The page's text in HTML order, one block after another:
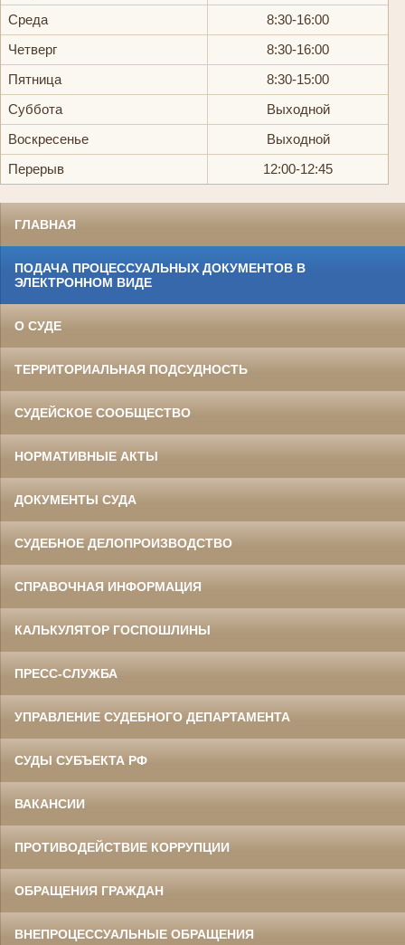
Среда
8:30-16:00
Четверг
8:30-16:00
Пятница
8:30-15:00
Суббота
Выходной
Воскресенье
Выходной
Перерыв
12:00-12:45
ГЛАВНАЯ
ПОДАЧА ПРОЦЕССУАЛЬНЫХ ДОКУМЕНТОВ В
ЭЛЕКТРОННОМ ВИДЕ
О СУДЕ
ТЕРРИТОРИАЛЬНАЯ ПОДСУДНОСТЬ
СУДЕЙСКОЕ СООБЩЕСТВО
НОРМАТИВНЫЕ АКТЫ
ДОКУМЕНТЫ СУДА
СУДЕБНОЕ ДЕЛОПРОИЗВОДСТВО
СПРАВОЧНАЯ ИНФОРМАЦИЯ
КАЛЬКУЛЯТОР ГОСПОШЛИНЫ
ПРЕСС-СЛУЖБА
УПРАВЛЕНИЕ СУДЕБНОГО ДЕПАРТАМЕНТА
СУДЫ СУБЪЕКТА РФ
ВАКАНСИИ
ПРОТИВОДЕЙСТВИЕ КОРРУПЦИИ
ОБРАЩЕНИЯ ГРАЖДАН
ВНЕПРОЦЕССУАЛЬНЫЕ ОБРАЩЕНИЯ